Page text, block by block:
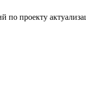
проекту